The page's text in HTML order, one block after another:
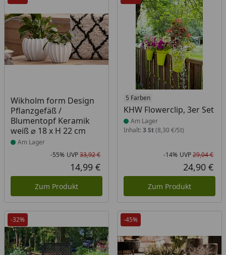
Wikholm form Design
Pflanzgefäß /
Blumentopf Keramik
weiß ⌀ 18 x H 22 cm
Produkt am Lager
Am Lager
Rabatt in Prozent
-55%
Ursprünglicher Preis
UVP33,92 €
Aktueller Preis
14,99 €
Zum Produkt
5 Farben
KHW Flowerclip, 3er Set
Produkt am Lager
Am Lager
Inhalt: 3 St(8,30 €/St)
-14% UVP29,04 €
24,90 €
Zum Produkt
-32% -45%